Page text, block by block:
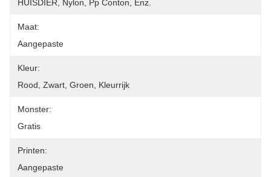
HUISDIER, Nylon, Pp Conton, Enz.
Maat:
Aangepaste
Kleur:
Rood, Zwart, Groen, Kleurrijk
Monster:
Gratis
Printen:
Aangepaste